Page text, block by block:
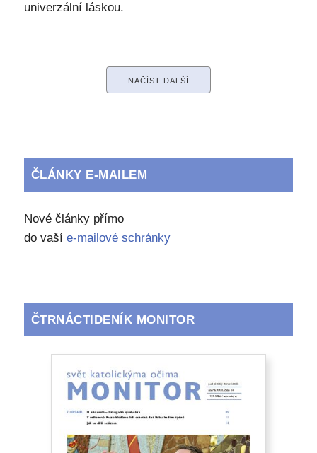
univerzální láskou.
NAČÍST DALŠÍ
ČLÁNKY E-MAILEM
Nové články přímo
do vaší e-mailové schránky
ČTRNÁCTIDENÍK MONITOR